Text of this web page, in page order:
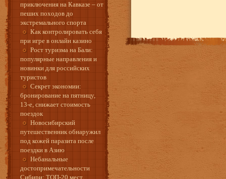
приключения на Кавказе – от
пеших походов до
экстремального спорта
Как контролировать себя
при игре в онлайн казино
Рост туризма на Бали:
популярные направления и
новинки для российских
туристов
Секрет экономии:
бронирование на пятницу,
13-е, снижает стоимость
поездок
Новосибирский
путешественник обнаружил
под кожей паразита после
поездки в Азию
Небанальные
достопримечательности
Сибири: ТОП-20 мест,